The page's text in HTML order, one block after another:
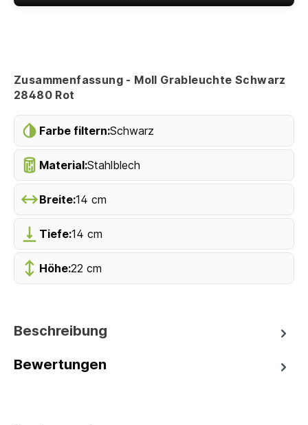
Zusammenfassung - Moll Grableuchte Schwarz
28480 Rot
Farbe filtern:Schwarz
Material:Stahlblech
Breite:14 cm
Tiefe:14 cm
Höhe:22 cm
Beschreibung
Bewertungen